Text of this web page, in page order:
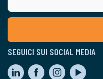
SEGUICI SUI SOCIAL MEDIA